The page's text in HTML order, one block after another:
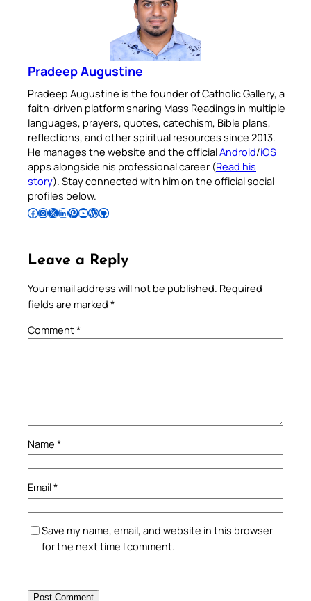
Pradeep Augustine
Pradeep Augustine is the founder of Catholic Gallery, a
faith-driven platform sharing Mass Readings in multiple
languages, prayers, quotes, catechism, Bible plans,
reflections, and other spiritual resources since 2013.
He manages the website and the officialAndroid/iOS
apps alongside his professional career (Read his
story). Stay connected with him on the official social
profiles below.
Follow Pradeep on Facebook Follow Pradeep on InstagramFollow Pradeep on X Follow Pradeep on LinkedIn Follow Pradeep on Pinterest Subscribe to Pradeep’s Youtube Channel Follow Pradeep on WordPress Follow Pradeep on GitHub
Leave a Reply
Your email address will not be published. Required
fields are marked *
Comment*
Name *
Email*
Save my name, email, and website in this browser
for the next time I comment.